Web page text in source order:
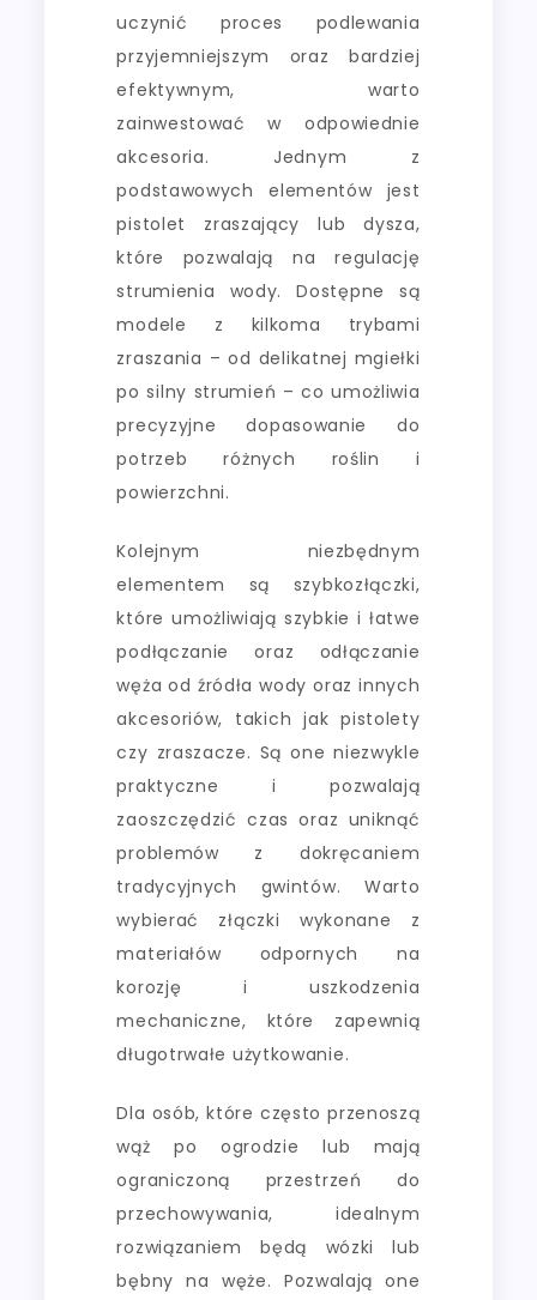
uczynić proces podlewania
przyjemniejszym oraz bardziej
efektywnym, warto
zainwestować w odpowiednie
akcesoria. Jednym z
podstawowych elementów jest
pistolet zraszający lub dysza,
które pozwalają na regulację
strumienia wody. Dostępne są
modele z kilkoma trybami
zraszania – od delikatnej mgiełki
po silny strumień – co umożliwia
precyzyjne dopasowanie do
potrzeb różnych roślin i
powierzchni.
Kolejnym niezbędnym
elementem są szybkozłączki,
które umożliwiają szybkie i łatwe
podłączanie oraz odłączanie
węża od źródła wody oraz innych
akcesoriów, takich jak pistolety
czy zraszacze. Są one niezwykle
praktyczne i pozwalają
zaoszczędzić czas oraz uniknąć
problemów z dokręcaniem
tradycyjnych gwintów. Warto
wybierać złączki wykonane z
materiałów odpornych na
korozję i uszkodzenia
mechaniczne, które zapewnią
długotrwałe użytkowanie.
Dla osób, które często przenoszą
wąż po ogrodzie lub mają
ograniczoną przestrzeń do
przechowywania, idealnym
rozwiązaniem będą wózki lub
bębny na węże. Pozwalają one